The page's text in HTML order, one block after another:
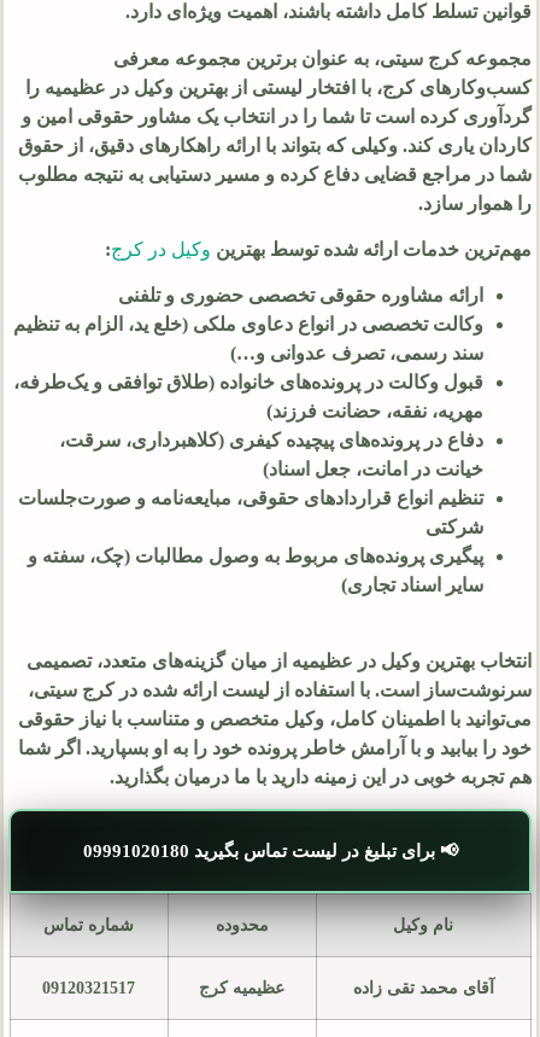
قوانین تسلط کامل داشته باشند، اهمیت ویژه‌ای دارد.
مجموعه کرج سیتی، به عنوان برترین مجموعه معرفی
کسب‌وکارهای کرج، با افتخار لیستی از بهترین وکیل در عظیمیه را
گردآوری کرده است تا شما را در انتخاب یک مشاور حقوقی امین و
کاردان یاری کند. وکیلی که بتواند با ارائه راهکارهای دقیق، از حقوق
شما در مراجع قضایی دفاع کرده و مسیر دستیابی به نتیجه مطلوب
را هموار سازد.
مهم‌ترین خدمات ارائه شده توسط بهترین وکیل در کرج:
ارائه مشاوره حقوقی تخصصی حضوری و تلفنی
وکالت تخصصی در انواع دعاوی ملکی (خلع ید، الزام به تنظیم
سند رسمی، تصرف عدوانی و…)
قبول وکالت در پرونده‌های خانواده (طلاق توافقی و یک‌طرفه،
مهریه، نفقه، حضانت فرزند)
دفاع در پرونده‌های پیچیده کیفری (کلاهبرداری، سرقت،
خیانت در امانت، جعل اسناد)
تنظیم انواع قراردادهای حقوقی، مبایعه‌نامه و صورت‌جلسات
شرکتی
پیگیری پرونده‌های مربوط به وصول مطالبات (چک، سفته و
سایر اسناد تجاری)
انتخاب بهترین وکیل در عظیمیه از میان گزینه‌های متعدد، تصمیمی
سرنوشت‌ساز است. با استفاده از لیست ارائه شده در کرج سیتی،
می‌توانید با اطمینان کامل، وکیل متخصص و متناسب با نیاز حقوقی
خود را بیابید و با آرامش خاطر پرونده خود را به او بسپارید. اگر شما
هم تجربه خوبی در این زمینه دارید با ما درمیان بگذارید.
📢 برای تبلیغ در لیست تماس بگیرید 09991020180
نام وکیل محدوده شماره تماس
آقای محمد تقی زاده عظیمیه کرج 09120321517